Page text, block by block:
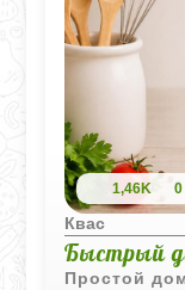
1,46K 0
Квас
Быстрый
Простой